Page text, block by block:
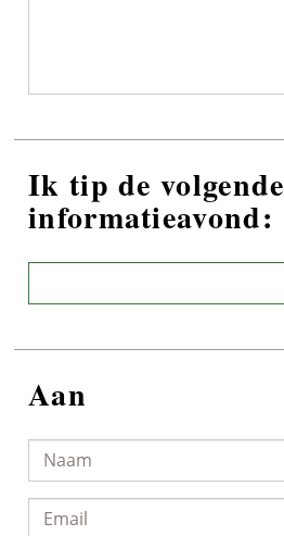
Ik tip de volgende
informatieavond:
Aan